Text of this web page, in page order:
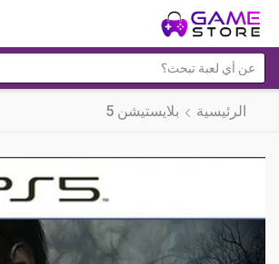
البحث
الرئيسية بلايستيشن 5